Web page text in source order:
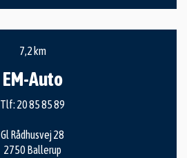
7,2 km
EM-Auto
Tlf: 20 85 85 89
Gl Rådhusvej 28
2750 Ballerup